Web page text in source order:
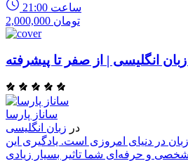
21:00 ساعت
2,000,000 تومان
انگلیسی | از صفر تا پیشرفته
ساناز پارسا
در زبان انگلیسی
در دنیای امروزی است. یادگیری این
شخصی و حرفه‌ای شما تاثیر بسیار زیادی